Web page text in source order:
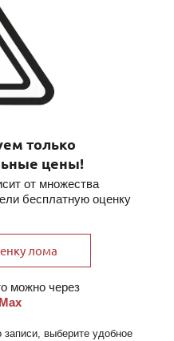
только
цены!
от множества
бесплатную оценку
лома
можно через
Max
записи, выберите удобное